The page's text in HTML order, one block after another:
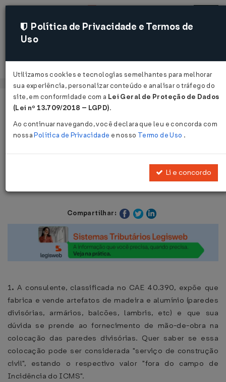
Acessar
Página Inicial Legislações
Resposta à Consulta nº 350 de
Compartilhar:
1. A consulente, classificada no CAE 40.390, expõe que
fabrica e vende artefatos de madeira e alumínio (paredes
divisórias, armários, balcões, lambris, etc) e que sua
dúvida se prende ao fornecimento de mão-de-obra na
colocação das paredes divisórias. Quer saber se essa
colocação pode ser considerada "serviço de construção
civil", estando o respectivo valor "fora do campo de
Incidência do ICMS".
Política de Privacidade e Termos de
Uso
Utilizamos cookies e tecnologias semelhantes para melhorar
sua experiência, personalizar conteúdo e analisar o tráfego do
site, em conformidade com a Lei Geral de Proteção de Dados
(Lei nº 13.709/2018 – LGPD).
Ao continuar navegando, você declara que leu e concorda com
nossaPolítica de Privacidade e nosso Termo de Uso .
Li e concordo